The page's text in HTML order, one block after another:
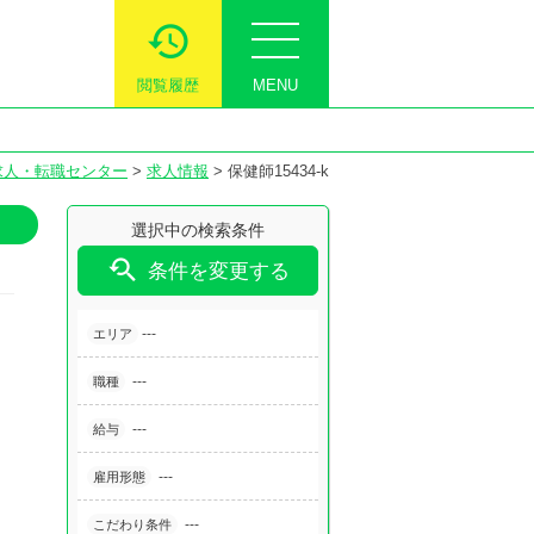
MENU
閲覧履歴
・転職センター > 求人情報 > 保健師15434-k
選択中の検索条件
 条件を変更する
エリア ---
職種 ---
給与 ---
雇用形態 ---
こだわり条件 ---